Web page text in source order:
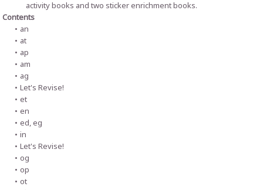
activity books and two sticker enrichment books.
Contents
an
at
ap
am
ag
Let's Revise!
et
en
ed, eg
in
Let's Revise!
og
op
ot